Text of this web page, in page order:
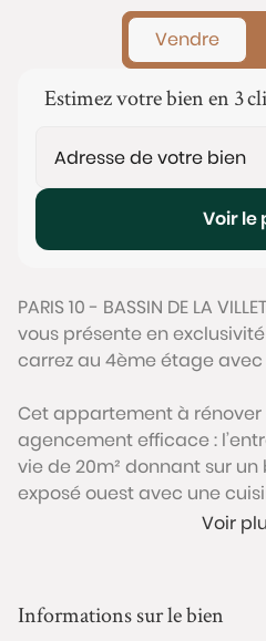
Vendre
Estimez votre bien en 3
Voir le
PARIS 10 - BASSIN DE LA
vous présente en
carrez au 4ème étage
Cet appartement à rénover
agencement efficace :
vie de 20m² donnant sur
exposé ouest avec une
du bassin de la Villette et
Voir
Informations sur le bien